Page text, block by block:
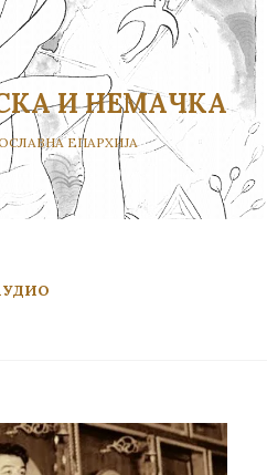
И НЕМАЧКА
ЕПАРХИЈА